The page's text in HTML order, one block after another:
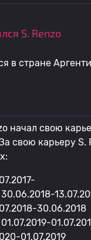
S. Renzo
в стране
начал свою
свою карьеру S.
30.06.2018
01.07.2019